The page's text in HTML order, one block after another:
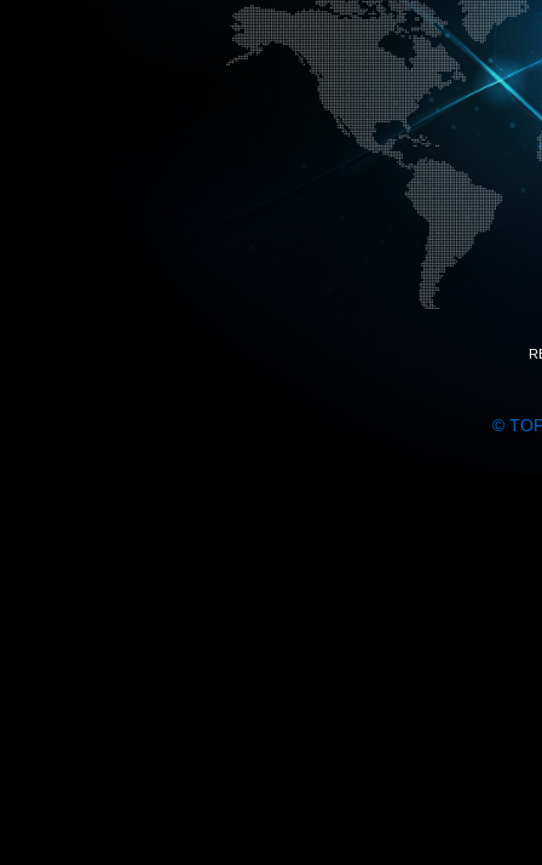
©
Fabriquant et distributeur français
gamme à base de LED.
led, Topledworld, top led world, top
économie énergie, edf, lumière,